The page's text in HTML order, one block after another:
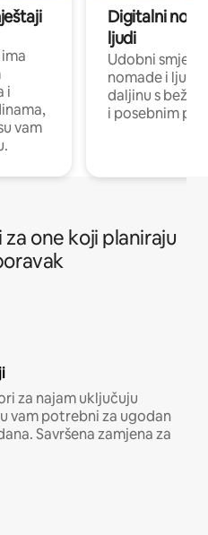
i
vam
Digitalni
ljudi
Udobni
nomade i ljude
daljinu s
i posebnim
one koji planiraju
za najam uključuju
vam potrebni za ugodan
Savršena zamjena za